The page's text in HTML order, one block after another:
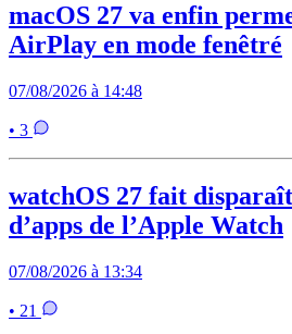
macOS 27 va enfin
AirPlay en mode fenêtré
07/08/2026 à 14:48
• 3
watchOS 27 fait
d’apps de l’Apple Watch
07/08/2026 à 13:34
• 21